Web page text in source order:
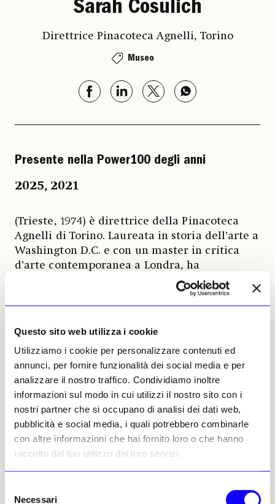
Questo sito web utilizza i cookie
Utilizziamo i cookie per personalizzare contenuti ed
annunci, per fornire funzionalità dei social media e per
analizzare il nostro traffico. Condividiamo inoltre
informazioni sul modo in cui utilizzi il nostro sito con i
nostri partner che si occupano di analisi dei dati web,
pubblicità e social media, i quali potrebbero combinarle
con altre informazioni che hai fornito loro o che hanno
raccolto dal tuo utilizzo dei loro servizi.
delNecessari
Sarah Cosulich
Direttrice Pinacoteca Agnelli, Torino
Museo
Presente nella Power100 degli anni
2025, 2021
(Trieste, 1974) è direttrice della Pinacoteca
Agnelli di Torino. Laureata in storia dell’arte a
Washington D.C. e con un master in critica
d’arte contemporanea a Londra, ha
collaborato con Francesco Bonami alla 50ma
Biennale di Venezia, lavorando con artisti
come Fischli & Weiss, Gabriel Orozco,
2008
di Villa Maninmentre dal 2012 al 2016 ha diretto
la fiera Artissima di Torino, consolidandone la
natura di appuntamento di punta per l’arte
contemporanea. In seguito, è stata direttrice
artistica della Quadriennale di Roma (2017-
2020) curando anche «La Quadriennale d’arte
2020FUORI» conStefano Collicelli Cagol, mostra
di arte italiana contemporanea a Palazzo
delle Esposizioni che proponeva un viaggio tra
artisti, più della metà sotto i 40 anni e con